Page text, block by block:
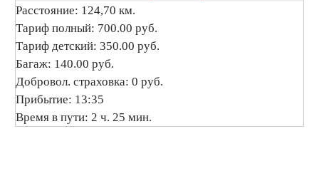
Расстояние: 124,70 км.
Тариф полный: 700.00 руб.
Тариф детский: 350.00 руб.
Багаж: 140.00 руб.
Добровол. страховка: 0 руб.
Прибытие: 13:35
Время в пути: 2 ч. 25 мин.